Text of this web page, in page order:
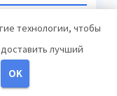
технологии, чтобы
лучший
OK